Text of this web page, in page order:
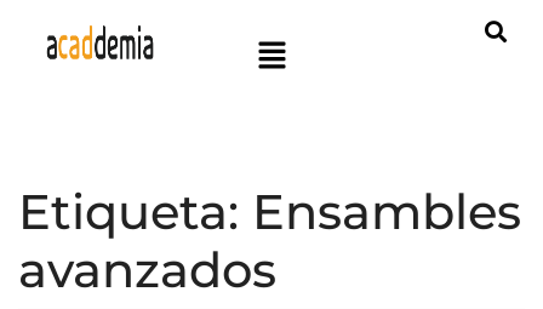
Etiqueta: Ensambles
avanzados